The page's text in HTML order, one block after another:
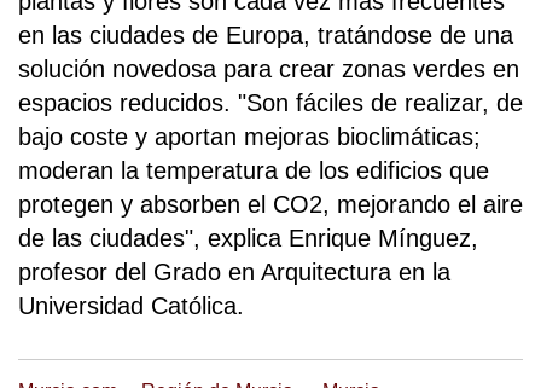
en las ciudades de Europa, tratándose de una
solución novedosa para crear zonas verdes en
espacios reducidos. "Son fáciles de realizar, de
bajo coste y aportan mejoras bioclimáticas;
moderan la temperatura de los edificios que
protegen y absorben el CO2, mejorando el aire
de las ciudades", explica Enrique Mínguez,
profesor del Grado en Arquitectura en la
Universidad Católica.